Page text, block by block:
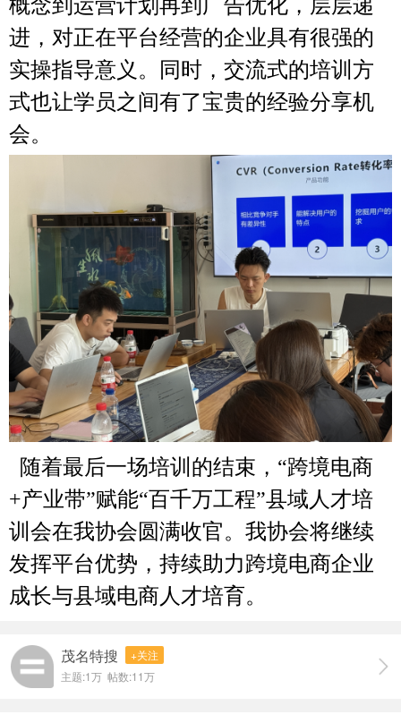
概念到运营计划再到广告优化，层层递
进，对正在平台经营的企业具有很强的
实操指导意义。同时，交流式的培训方
式也让学员之间有了宝贵的经验分享机
会。
随着最后一场培训的结束，“跨境电商
+产业带”赋能“百千万工程”县域人才培
训会在我协会圆满收官。我协会将继续
发挥平台优势，持续助力跨境电商企业
成长与县域电商人才培育。
茂名特搜
+关注
主题:1万 帖数:11万